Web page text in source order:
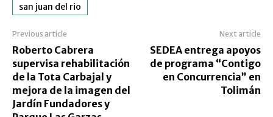
san juan del rio
Previous article
Roberto Cabrera
supervisa rehabilitación
de la Tota Carbajal y
mejora de la imagen del
Jardín Fundadores y
Next article
SEDEA entrega apoyos
de programa “Contigo
en Concurrencia” en
Tolimán